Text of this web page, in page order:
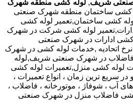
شریف, لوله کشی منطقه شهرک
کشی ساختمان منطقه شهرک صنعتی
کشی ساختمان,تعمیر لوله کشی
لوله کشی شرکت در شهرک
ادارات در شهرک صنعتی
اتحادیه ,خدمات لوله کشی در شهرک
در شهرک صنعتی شریف,لوله
لوله کشی منزل,تعمیرات لوله کشی
در سریع ترین زمان ، انواع تعمیرات ،
آب ، شوفاژ ، موتورخانه ، فاضلاب ،
فاضلاب منزل در شهرک صنعتی